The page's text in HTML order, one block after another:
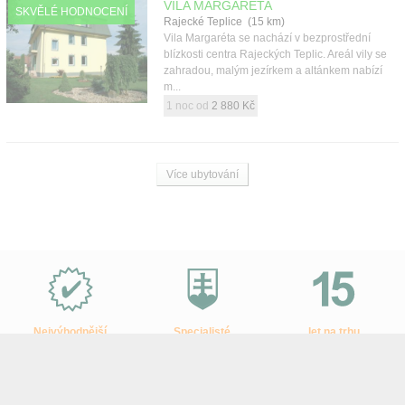
SKVĚLÉ HODNOCENÍ VILA MARGARÉTA
Rajecké Teplice (15 km)
Vila Margaréta se nachází v bezprostřední
blízkosti centra Rajeckých Teplic. Areál vily se
zahradou, malým jezírkem a altánkem nabízí
m...
1 noc od 2 880 Kč
Více ubytování
Slovensko.cz?
Nejvýhodnější
Specialisté
let na trhu